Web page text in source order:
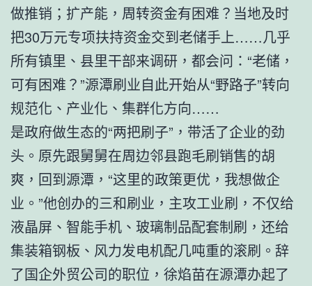
做推销；扩产能，周转资金有困难？当地及时
把30万元专项扶持资金交到老储手上……几乎
所有镇里、县里干部来调研，都会问：“老储，
可有困难？”源潭刷业自此开始从“野路子”转向
规范化、产业化、集群化方向……
是政府做生态的“两把刷子”，带活了企业的劲
头。原先跟舅舅在周边邻县跑毛刷销售的胡
爽，回到源潭，“这里的政策更优，我想做企
业。”他创办的三和刷业，主攻工业刷，不仅给
液晶屏、智能手机、玻璃制品配套制刷，还给
集装箱钢板、风力发电机配几吨重的滚刷。辞
了国企外贸公司的职位，徐焰苗在源潭办起了